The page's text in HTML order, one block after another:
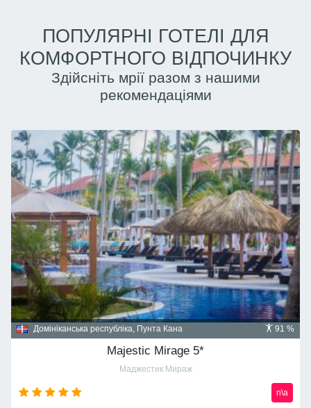
ПОПУЛЯРНІ ГОТЕЛІ ДЛЯ
КОМФОРТНОГО ВІДПОЧИНКУ
Здійсніть мрії разом з нашими
рекомендаціями
91 %
Домініканська республіка, Пунта Кана
Majestic Mirage 5*
Маджестик Мираж
n\a